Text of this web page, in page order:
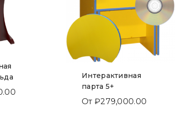
Интерактивная
парта 5+
От ₽279,000.00